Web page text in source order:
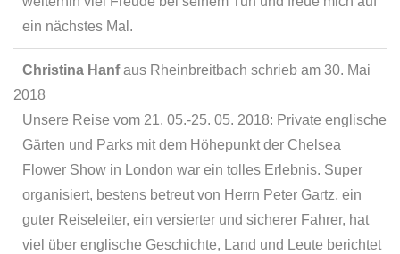
ein nächstes Mal.
Christina Hanfaus Rheinbreitbach schrieb am 30. Mai
2018
Unsere Reise vom 21. 05.-25. 05. 2018: Private englische
Gärten und Parks mit dem Höhepunkt der Chelsea
Flower Show in London war ein tolles Erlebnis. Super
organisiert, bestens betreut von Herrn Peter Gartz, ein
guter Reiseleiter, ein versierter und sicherer Fahrer, hat
viel über englische Geschichte, Land und Leute berichtet